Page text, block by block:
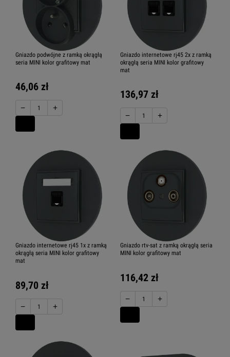
Gniazdo podwójne z ramką okrągłą
seria MINI kolor grafitowy mat
46,06 zł
− +
Gniazdo internetowe rj45 2x z ramką
okrągłą seria MINI kolor grafitowy
mat
136,97 zł
− +
Gniazdo internetowe rj45 1x z ramką
okrągłą seria MINI kolor grafitowy
mat
89,70 zł
− +
Gniazdo rtv-sat z ramką okrągłą seria
MINI kolor grafitowy mat
116,42 zł
− +